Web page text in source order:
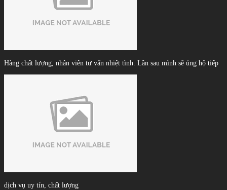
Hàng chất lượng, nhân viên tư vấn nhiệt tình. Lần sau mình sẽ ủng hộ tiếp
dịch vụ uy tín, chất lượng